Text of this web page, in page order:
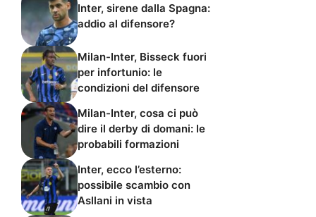
Inter, sirene dalla Spagna:
addio al difensore?
Milan-Inter, Bisseck fuori
per infortunio: le
condizioni del difensore
Milan-Inter, cosa ci può
dire il derby di domani: le
probabili formazioni
Inter, ecco l’esterno:
possibile scambio con
Asllani in vista